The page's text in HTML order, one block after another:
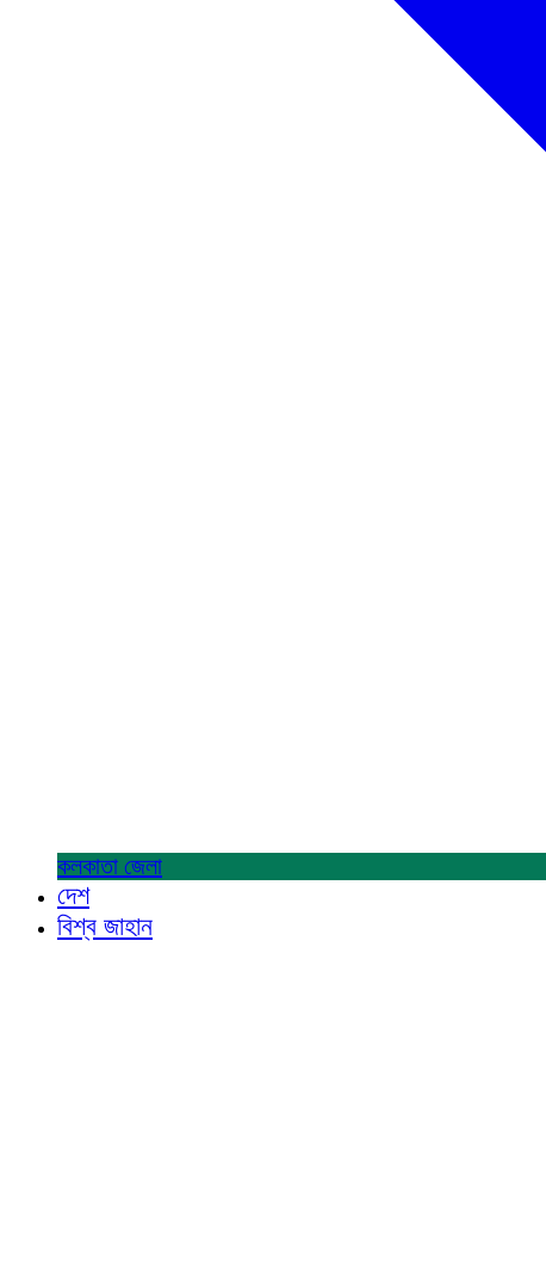
কলকাতা জেলা
দেশ
বিশ্ব জাহান